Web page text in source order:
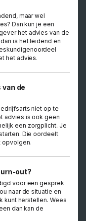
maar wel
Dan kun je een
het advies van de
is het leidend en
het advies.
de
niet op te
advies is ook geen
een zorgplicht. Je
Die oordeelt
opvolgen.
out?
voor een gesprek
naar de situatie en
kunt herstellen. Wees
dan kan de